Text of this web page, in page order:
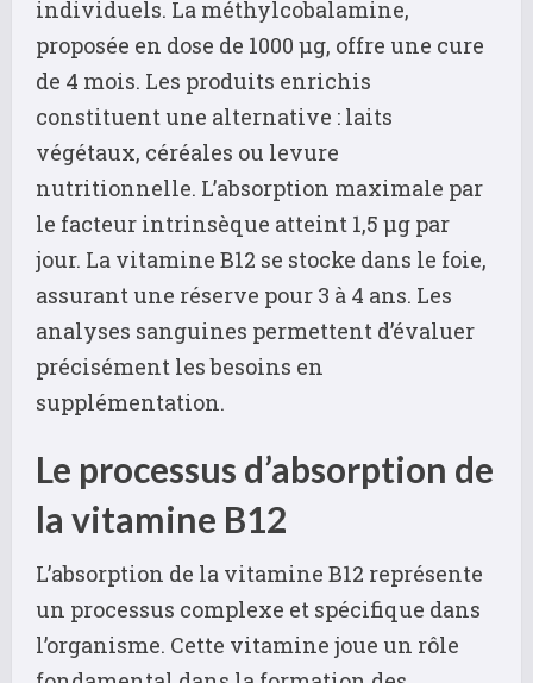
individuels. La méthylcobalamine,
proposée en dose de 1000 µg, offre une cure
de 4 mois. Les produits enrichis
constituent une alternative : laits
végétaux, céréales ou levure
nutritionnelle. L’absorption maximale par
le facteur intrinsèque atteint 1,5 µg par
jour. La vitamine B12 se stocke dans le foie,
assurant une réserve pour 3 à 4 ans. Les
analyses sanguines permettent d’évaluer
précisément les besoins en
supplémentation.
Le processus d’absorption de
la vitamine B12
L’absorption de la vitamine B12 représente
un processus complexe et spécifique dans
l’organisme. Cette vitamine joue un rôle